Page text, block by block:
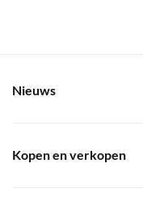
Nieuws
Kopen en verkopen